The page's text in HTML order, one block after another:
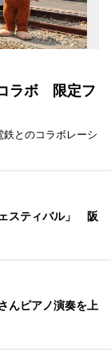
ラボ 限定フ
とのコラボレーシ
スティバル」 阪
んピアノ演奏を上